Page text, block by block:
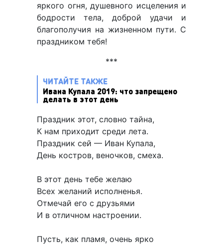
яркого огня, душевного исцеления и
бодрости тела, доброй удачи и
благополучия на жизненном пути. С
праздником тебя!
***
ЧИТАЙТЕ ТАКЖЕ
Ивана Купала 2019: что запрещено
делать в этот день
Праздник этот, словно тайна,
К нам приходит среди лета.
Праздник сей — Иван Купала,
День костров, веночков, смеха.
В этот день тебе желаю
Всех желаний исполненья.
Отмечай его с друзьями
И в отличном настроении.
Пусть, как пламя, очень ярко